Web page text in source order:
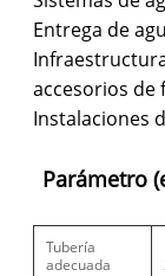
Entrega de
accesorios de
Instalaciones
Parámetro
Tubería
adecuada